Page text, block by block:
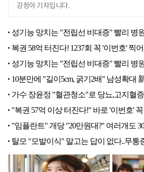
강정아 기자입니다.